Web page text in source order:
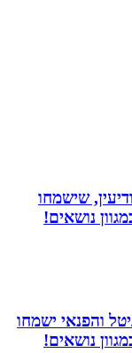
שישמחו
נושאים!
והפנאי ישמחו
נושאים!